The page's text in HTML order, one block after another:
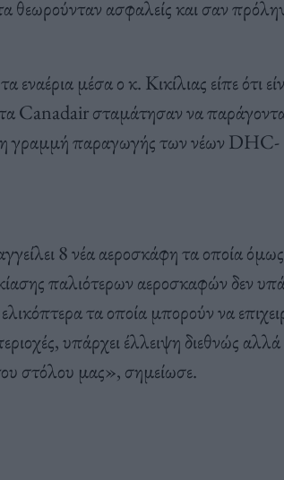
θεωρούνταν ασφαλείς και σαν
εναέρια μέσα ο κ. Κικίλιας είπε ότι
Canadair σταμάτησαν να
η γραμμή παραγωγής των νέων
8 νέα αεροσκάφη τα οποία
παλιότερων αεροσκαφών δεν
τα οποία μπορούν να
υπάρχει έλλειψη διεθνώς αλλά
στόλου μας», σημείωσε.